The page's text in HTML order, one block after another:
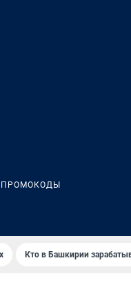
ПРОМОКОДЫ
Кто в Башкирии